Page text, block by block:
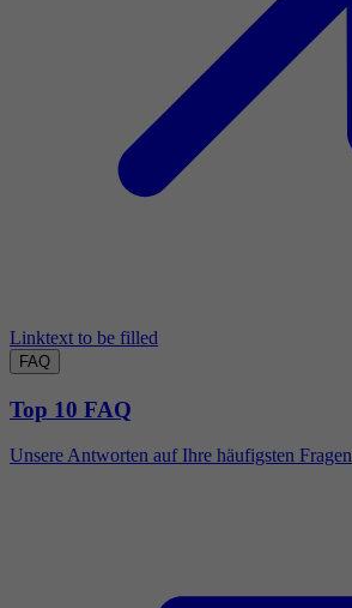
Linktext to be filled
FAQ
Top 10 FAQ
Unsere Antworten auf Ihre häufigsten Fragen